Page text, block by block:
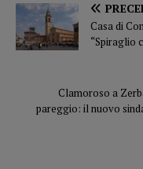
Casa di
“Spiraglio
Clamoroso a
pareggio: il nuovo